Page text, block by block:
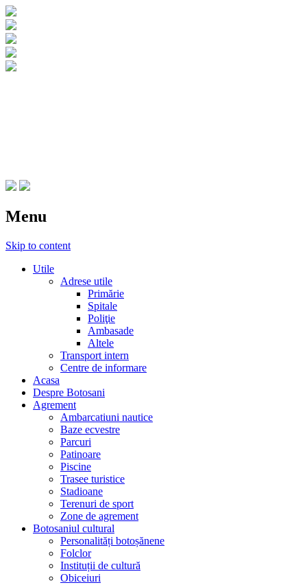
Menu
Skip to content
Utile
Adrese utile
Primărie
Spitale
Poliţie
Ambasade
Altele
Transport intern
Centre de informare
Acasa
Despre Botosani
Agrement
Ambarcatiuni nautice
Baze ecvestre
Parcuri
Patinoare
Piscine
Trasee turistice
Stadioane
Terenuri de sport
Zone de agrement
Botosaniul cultural
Personalități botoșănene
Folclor
Instituții de cultură
Obiceiuri